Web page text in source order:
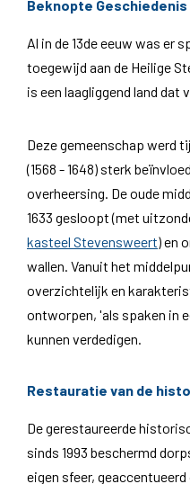
Beknopte Geschiedenis
Al in de 13de eeuw was er
toegewijd aan de Heilige
is een laagliggend land dat
Deze gemeenschap werd
(1568 - 1648) sterk
overheersing. De oude
1633 gesloopt (met
kasteel Stevensweert) en
wallen. Vanuit het
overzichtelijk en
ontworpen, 'als spaken in
kunnen verdedigen.
Restauratie van de
De gerestaureerde
sinds 1993 beschermd
eigen sfeer,